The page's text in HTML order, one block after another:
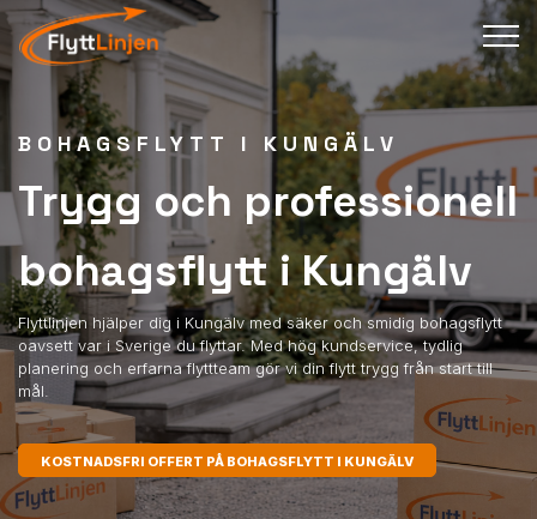
BOHAGSFLYTT I KUNGÄLV
Trygg och professionell
bohagsflytt i Kungälv
Flyttlinjen hjälper dig i Kungälv med säker och smidig bohagsflytt
oavsett var i Sverige du flyttar. Med hög kundservice, tydlig
planering och erfarna flyttteam gör vi din flytt trygg från start till
mål.
KOSTNADSFRI OFFERT PÅ BOHAGSFLYTT I KUNGÄLV